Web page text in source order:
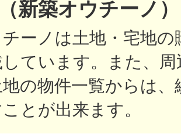
新築オウチーノ
ーノは土地・宅地
ています。また、
地の物件一覧からは
とが出来ます。